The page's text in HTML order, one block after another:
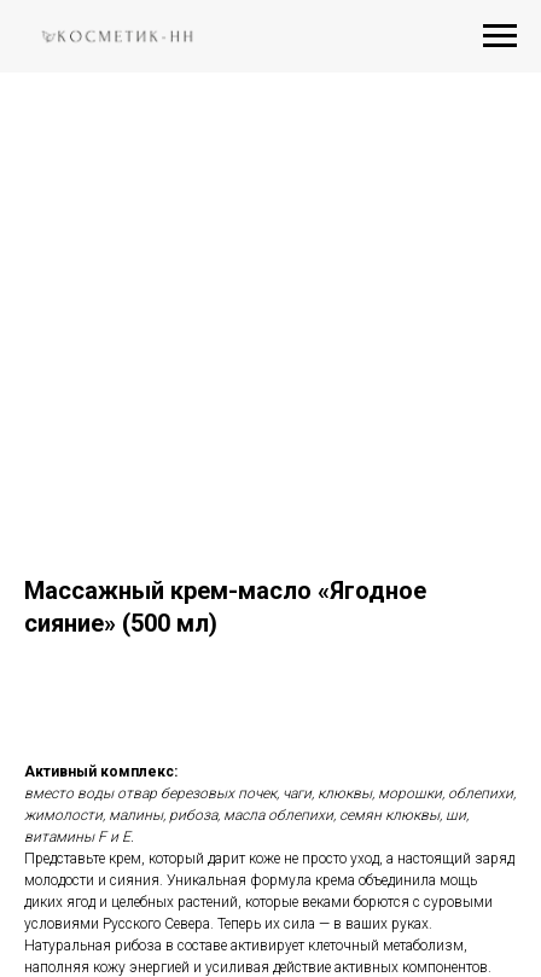
Массажный крем-масло «Ягодное
сияние» (500 мл)
Активный комплекс:
вместо воды отвар березовых почек, чаги, клюквы, морошки, облепихи,
жимолости, малины, рибоза, масла облепихи, семян клюквы, ши,
витамины F и E.
Представьте крем, который дарит коже не просто уход, а настоящий заряд
молодости и сияния. Уникальная формула крема объединила мощь
диких ягод и целебных растений, которые веками борются с суровыми
условиями Русского Севера. Теперь их сила — в ваших руках.
Натуральная рибоза в составе активирует клеточный метаболизм,
наполняя кожу энергией и усиливая действие активных компонентов.